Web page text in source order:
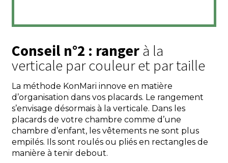
Conseil n°2 : rangerà la
verticale par couleur et par taille
La méthode KonMari innove en matière
d’organisation dans vos placards. Le rangement
s’envisage désormais à la verticale. Dans les
placards de votre chambre comme d’une
chambre d’enfant, les vêtements ne sont plus
empilés. Ils sont roulés ou pliés en rectangles de
manière à tenir debout.